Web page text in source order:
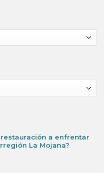
a enfrentar
La Mojana?